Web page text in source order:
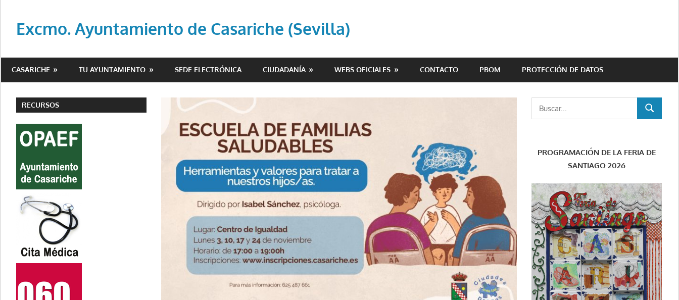
contenido
Excmo. Ayuntamiento de Casariche (Sevilla)
del
de
Casariche
CASARICHE TU AYUNTAMIENTO SEDE ELECTRÓNICA CIUDADANÍA WEBS OFICIALES CONTACTO PBOM PROTECCIÓN DE DATOS
RECURSOS
BUSCAR
PROGRAMACIÓN DE LA FERIA DE
SANTIAGO 2026